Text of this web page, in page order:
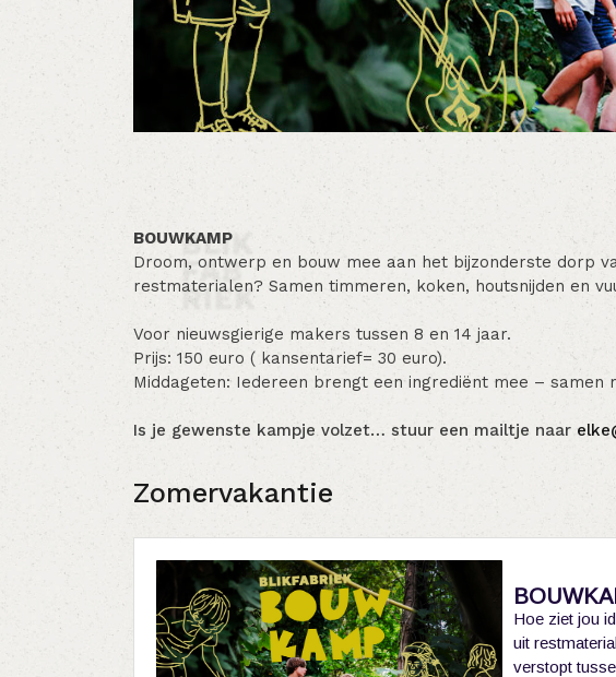
BOUWKAMP
Droom, ontwerp en bouw mee aan het bijzonderste dorp
restmaterialen? Samen timmeren, koken, houtsnijden en
Voor nieuwsgierige makers tussen 8 en 14 jaar.
Prijs: 150 euro ( kansentarief= 30 euro).
Middageten: Iedereen brengt een ingrediënt mee –
Is je gewenste kampje volzet… stuur een mailtje naar
Zomervakantie
Hoe ziet jou
uit
verstopt